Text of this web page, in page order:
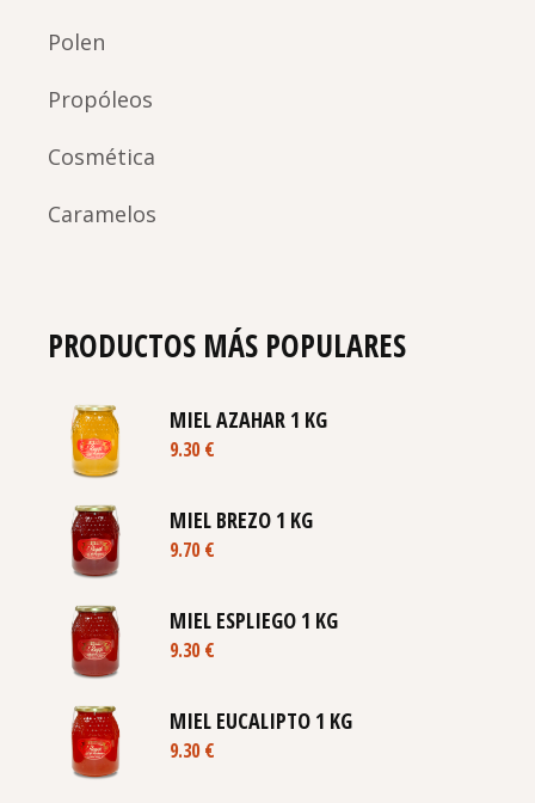
Polen
Propóleos
Cosmética
Caramelos
PRODUCTOS MÁS POPULARES
MIEL AZAHAR 1 KG
9.30€
MIEL BREZO 1 KG
9.70€
MIEL ESPLIEGO 1 KG
9.30€
MIEL EUCALIPTO 1 KG
9.30€